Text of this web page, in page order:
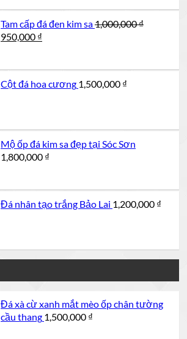
Tam cấp đá đen kim sa1,000,000₫
Giá
950,000 ₫
950,000 ₫.
Cột đá hoa cương 1,500,000 ₫
Mộ ốp đá kim sa đẹp tại Sóc Sơn
1,800,000 ₫
Đá nhân tạo trắng Bảo Lai 1,200,000 ₫
Đá xà cừ xanh mắt mèo ốp chân tường
cầu thang 1,500,000 ₫